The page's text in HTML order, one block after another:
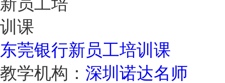
东莞银行新员工培训课
教学机构： 深圳诺达名师